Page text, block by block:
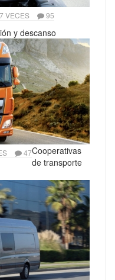
VECES 95
y descanso
47Cooperativas
de transporte